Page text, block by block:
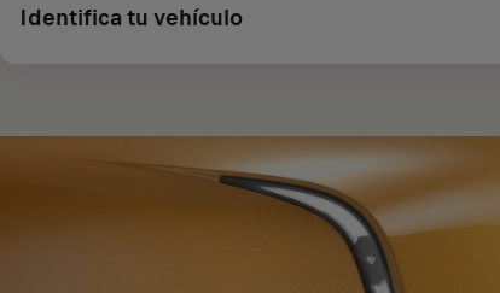
Identifica tu vehículo